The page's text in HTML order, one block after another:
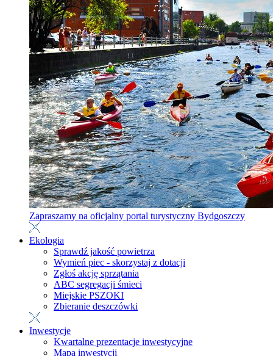
Zapraszamy na oficjalny portal turystyczny Bydgoszczy
Ekologia
Sprawdź jakość powietrza
Wymień piec - skorzystaj z dotacji
Zgłoś akcję sprzątania
ABC segregacji śmieci
Miejskie PSZOKI
Zbieranie deszczówki
Inwestycje
Kwartalne prezentacje inwestycyjne
Mapa inwestycji